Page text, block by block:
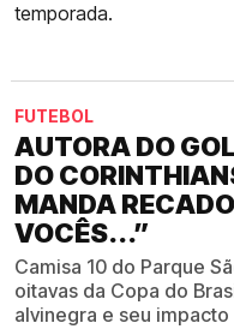
temporada.
FUTEBOL
AUTORA DO
DO
MANDA
VOCÊS...”
Camisa 10 do Parque
oitavas da Copa do
alvinegra e seu